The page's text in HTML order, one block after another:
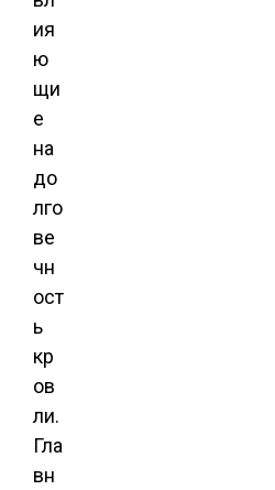
ия
ю
щи
е
на
до
лго
ве
чн
ост
ь
кр
ов
ли.
Гла
вн